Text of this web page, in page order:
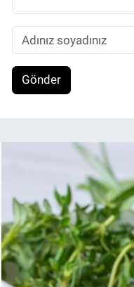
Gönder